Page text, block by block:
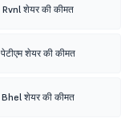
Rvnl शेयर की कीमत
पेटीएम शेयर की कीमत
Bhel शेयर की कीमत